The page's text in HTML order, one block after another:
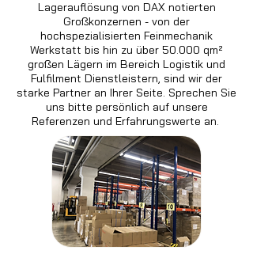
Lagerauflösung von DAX notierten
Großkonzernen - von der
hochspezialisierten Feinmechanik
Werkstatt bis hin zu über 50.000 qm²
großen Lägern im Bereich Logistik und
Fulfilment Dienstleistern, sind wir der
starke Partner an Ihrer Seite. Sprechen Sie
uns bitte persönlich auf unsere
Referenzen und Erfahrungswerte an.